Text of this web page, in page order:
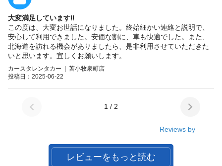
大変満足しています‼️
この度は、大変お世話になりました。終始細かい連絡と説明で、
安心して利用できました。安価な割に、車も快適でした。また、
北海道を訪れる機会がありましたら、是非利用させていただきた
いと思います。宜しくお願いします。
カースタレンタカー | 苫小牧泉町店
投稿日：2025-06-22
1 / 2
Reviews by
レビューをもっと読む